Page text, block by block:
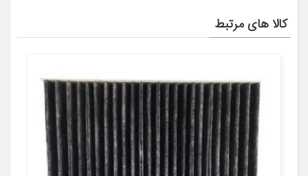
کالا های مرتبط